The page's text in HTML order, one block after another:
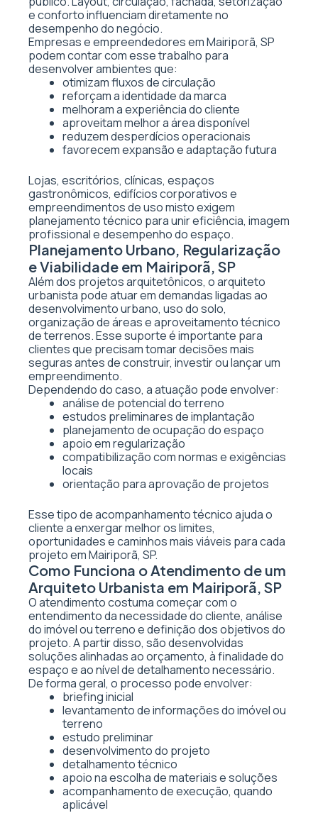
e conforto influenciam diretamente no
desempenho do negócio.
Empresas e empreendedores em Mairiporã, SP
podem contar com esse trabalho para
desenvolver ambientes que:
otimizam fluxos de circulação
reforçam a identidade da marca
melhoram a experiência do cliente
aproveitam melhor a área disponível
reduzem desperdícios operacionais
favorecem expansão e adaptação futura
Lojas, escritórios, clínicas, espaços
gastronômicos, edifícios corporativos e
empreendimentos de uso misto exigem
planejamento técnico para unir eficiência, imagem
profissional e desempenho do espaço.
Planejamento Urbano, Regularização
e Viabilidade em Mairiporã, SP
Além dos projetos arquitetônicos, o arquiteto
urbanista pode atuar em demandas ligadas ao
desenvolvimento urbano, uso do solo,
organização de áreas e aproveitamento técnico
de terrenos. Esse suporte é importante para
clientes que precisam tomar decisões mais
seguras antes de construir, investir ou lançar um
empreendimento.
Dependendo do caso, a atuação pode envolver:
análise de potencial do terreno
estudos preliminares de implantação
planejamento de ocupação do espaço
apoio em regularização
compatibilização com normas e exigências
locais
orientação para aprovação de projetos
Esse tipo de acompanhamento técnico ajuda o
cliente a enxergar melhor os limites,
oportunidades e caminhos mais viáveis para cada
projeto em Mairiporã, SP.
Como Funciona o Atendimento de um
Arquiteto Urbanista em Mairiporã, SP
O atendimento costuma começar com o
entendimento da necessidade do cliente, análise
do imóvel ou terreno e definição dos objetivos do
projeto. A partir disso, são desenvolvidas
soluções alinhadas ao orçamento, à finalidade do
espaço e ao nível de detalhamento necessário.
De forma geral, o processo pode envolver:
briefing inicial
levantamento de informações do imóvel ou
terreno
estudo preliminar
desenvolvimento do projeto
detalhamento técnico
apoio na escolha de materiais e soluções
acompanhamento de execução, quando
aplicável